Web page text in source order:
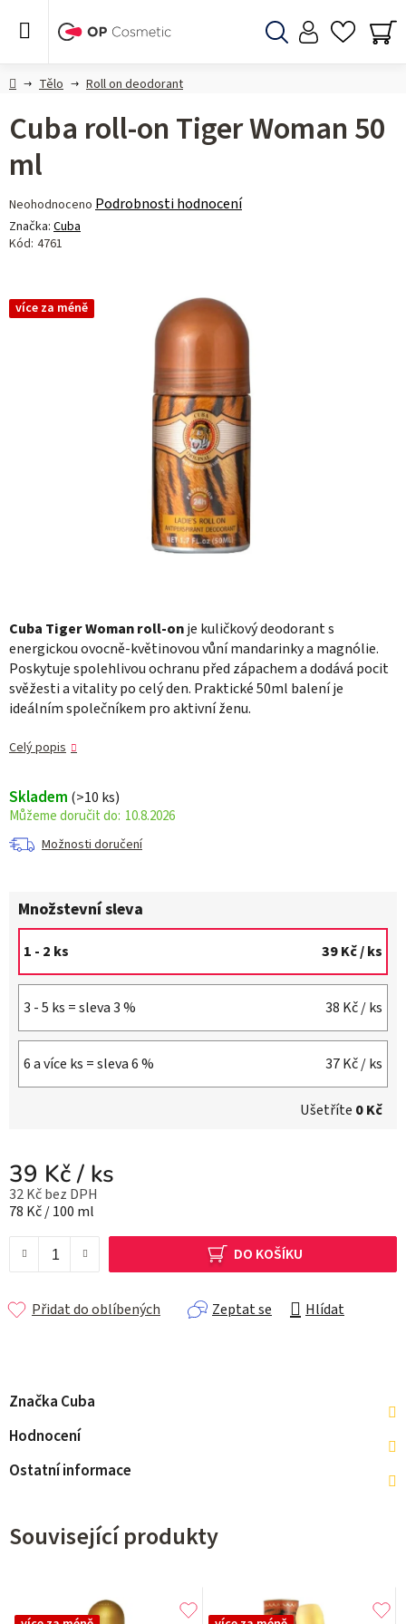
DomůTělo Roll on deodorant
Cuba Tiger Woman roll-onje kuličkový deodorant s
energickou ovocně-květinovou vůní mandarinky a magnólie.
Poskytuje spolehlivou ochranu před zápachem a dodává pocit
svěžesti a vitality po celý den. Praktické 50ml balení je
ideálním společníkem pro aktivní ženu.
Celý popis
Skladem (>10 ks)
10.8.2026
Možnosti doručení
Množstevní sleva
1 - 2 ks 39 Kč/ ks
3 - 5 ks = sleva 3 % 38 Kč/ ks
6 a více ks = sleva 6 % 37 Kč/ ks
Ušetříte 0 Kč
39 Kč/ ks
32 Kč bez DPH
Měrná cena:
78 Kč / 100 ml
DO KOŠÍKU
Zeptat se Hlídat
Přidat do oblíbených
Cuba roll-on Tiger Woman 50
ml
Průměrné
hodnocení
produktu
z 5
hvězdiček.
Neohodnoceno Podrobnosti hodnocení
Značka: Cuba
Kód: 4761
více za méně
Značka Cuba
Hodnocení
Ostatní informace
Související produkty